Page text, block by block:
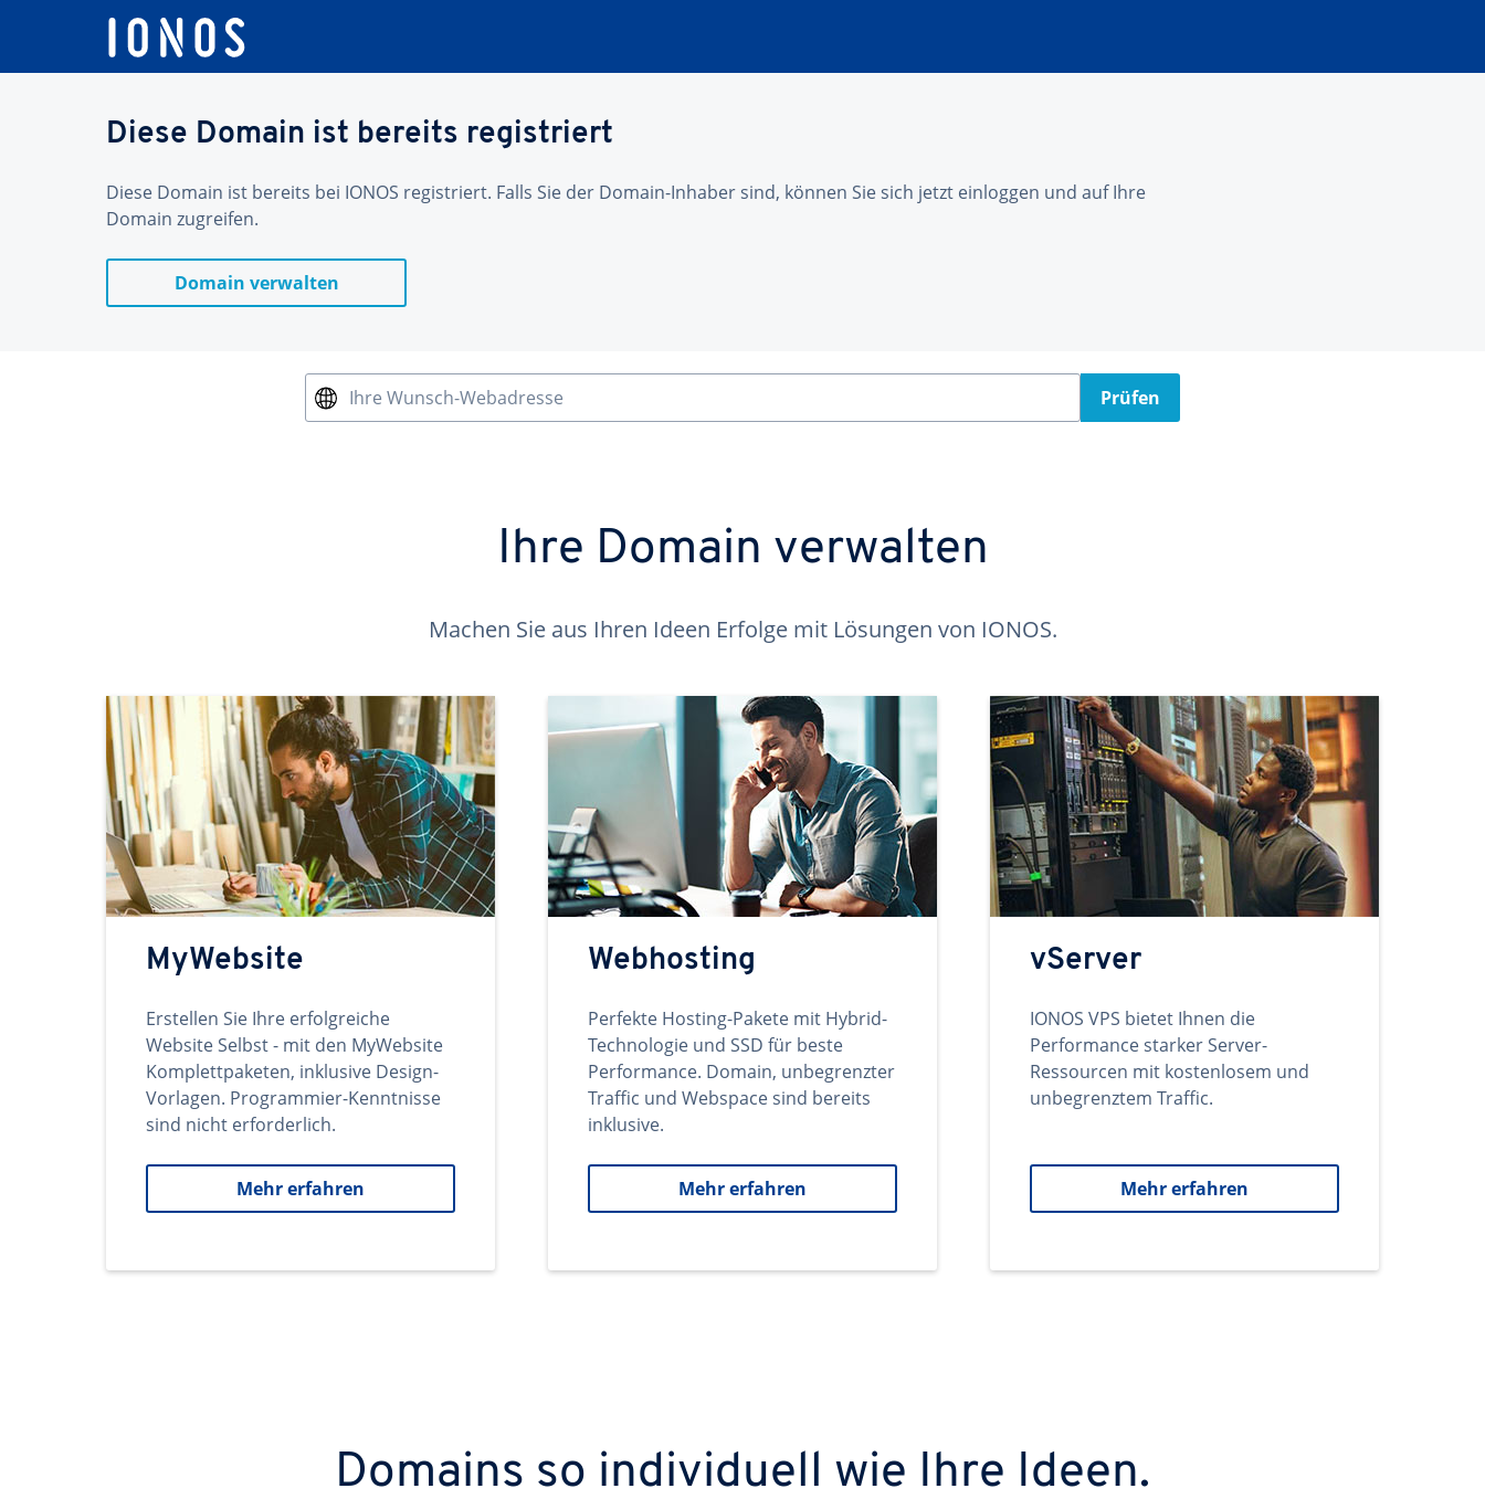
Diese Domain ist bereits registriert
Diese Domain ist bereits bei IONOS registriert. Falls Sie der Domain-Inhaber sind, können Sie sich jetzt einloggen und auf Ihre
Domain zugreifen.
Domain verwalten
Ihre Wunsch-Webadresse Prüfen
Ihre Domain verwalten
Machen Sie aus Ihren Ideen Erfolge mit Lösungen von IONOS.
MyWebsite
Erstellen Sie Ihre erfolgreiche
Website Selbst - mit den MyWebsite
Komplettpaketen, inklusive Design-
Vorlagen. Programmier-Kenntnisse
sind nicht erforderlich.
Mehr erfahren
Webhosting
Perfekte Hosting-Pakete mit Hybrid-
Technologie und SSD für beste
Performance. Domain, unbegrenzter
Traffic und Webspace sind bereits
inklusive.
Mehr erfahren
vServer
IONOS VPS bietet Ihnen die
Performance starker Server-
Ressourcen mit kostenlosem und
unbegrenztem Traffic.
Mehr erfahren
Domains so individuell wie Ihre Ideen.